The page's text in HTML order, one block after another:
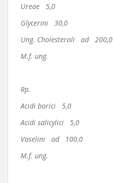
Ureae 5,0
Glycerini 30,0
Ung. Cholesteroli ad 200,0
M.f. ung.
Rp.
Acidi borici 5,0
Acidi salicylici 5,0
Vaselini ad 100,0
M.f. ung.